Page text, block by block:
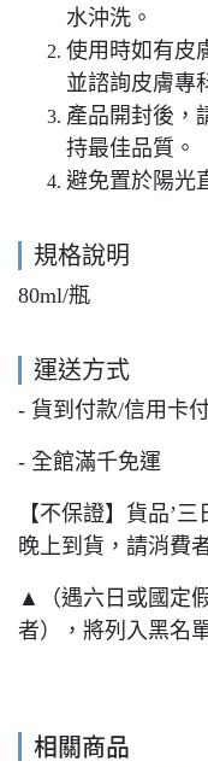
水沖洗。
使用時如有皮
並諮詢皮膚專
產品開封後，
持最佳品質。
避免置於陽光
規格說明
80ml/瓶
運送方式
- 貨到付款/信用卡
- 全館滿千免運
【不保證】貨品’
晚上到貨，請消費
▲（遇六日或國定
者），將列入黑名
相關商品